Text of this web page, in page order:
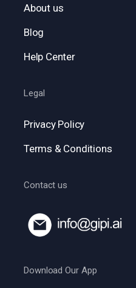
About us
Blog
Help Center
Legal
Privacy Policy
Terms & Conditions
Contact us
Download Our App